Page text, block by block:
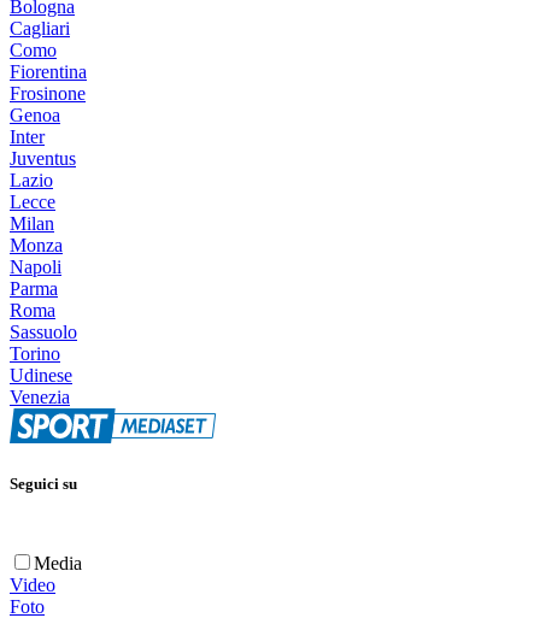
Bologna
Cagliari
Como
Fiorentina
Frosinone
Genoa
Inter
Juventus
Lazio
Lecce
Milan
Monza
Napoli
Parma
Roma
Sassuolo
Torino
Udinese
Venezia
Seguici su
Media
Video
Foto